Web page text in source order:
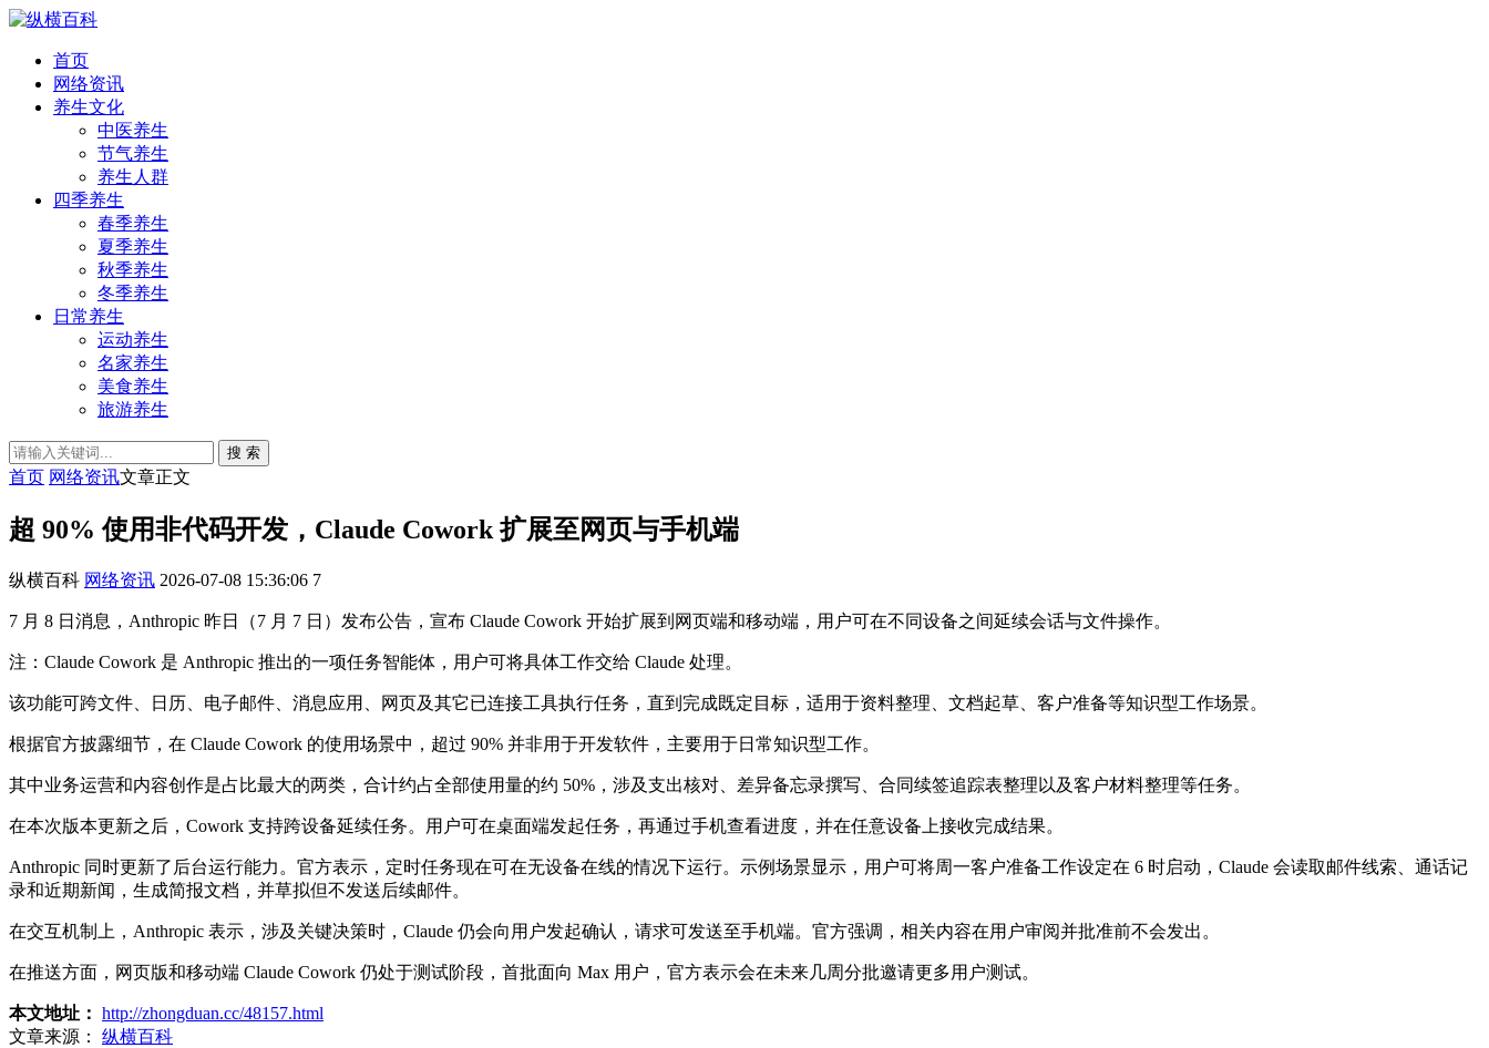
首页
网络资讯
养生文化
中医养生
节气养生
养生人群
四季养生
春季养生
夏季养生
秋季养生
冬季养生
日常养生
运动养生
名家养生
美食养生
旅游养生
搜 索
首页 网络资讯文章正文
超 90% 使用非代码开发，Claude Cowork 扩展至网页与手机端
纵横百科 网络资讯 2026-07-08 15:36:06 7
7 月 8 日消息，Anthropic 昨日（7 月 7 日）发布公告，宣布 Claude Cowork 开始扩展到网页端和移动端，用户可在不同设备之间延续会话与文件操作。
注：Claude Cowork 是 Anthropic 推出的一项任务智能体，用户可将具体工作交给 Claude 处理。
该功能可跨文件、日历、电子邮件、消息应用、网页及其它已连接工具执行任务，直到完成既定目标，适用于资料整理、文档起草、客户准备等知识型工作场景。
根据官方披露细节，在 Claude Cowork 的使用场景中，超过 90% 并非用于开发软件，主要用于日常知识型工作。
其中业务运营和内容创作是占比最大的两类，合计约占全部使用量的约 50%，涉及支出核对、差异备忘录撰写、合同续签追踪表整理以及客户材料整理等任务。
在本次版本更新之后，Cowork 支持跨设备延续任务。用户可在桌面端发起任务，再通过手机查看进度，并在任意设备上接收完成结果。
Anthropic 同时更新了后台运行能力。官方表示，定时任务现在可在无设备在线的情况下运行。示例场景显示，用户可将周一客户准备工作设定在 6 时启动，Claude 会读取邮件线索、通话记
录和近期新闻，生成简报文档，并草拟但不发送后续邮件。
在交互机制上，Anthropic 表示，涉及关键决策时，Claude 仍会向用户发起确认，请求可发送至手机端。官方强调，相关内容在用户审阅并批准前不会发出。
在推送方面，网页版和移动端 Claude Cowork 仍处于测试阶段，首批面向 Max 用户，官方表示会在未来几周分批邀请更多用户测试。
本文地址： http://zhongduan.cc/48157.html
文章来源：
纵横百科